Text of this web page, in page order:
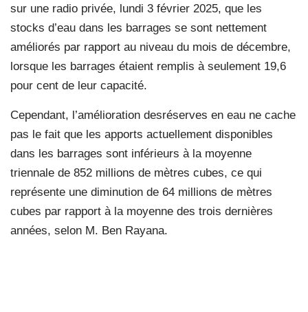
sur une radio privée, lundi 3 février 2025, que les
stocks d’eau dans les barrages se sont nettement
améliorés par rapport au niveau du mois de décembre,
lorsque les barrages étaient remplis à seulement 19,6
pour cent de leur capacité.
Cependant, l’amélioration desréserves en eau ne cache
pas le fait que les apports actuellement disponibles
dans les barrages sont inférieurs à la moyenne
triennale de 852 millions de mètres cubes, ce qui
représente une diminution de 64 millions de mètres
cubes par rapport à la moyenne des trois dernières
années, selon M. Ben Rayana.